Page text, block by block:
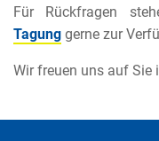
Für Rückfragen
Tagung gerne zur
Wir freuen uns auf Sie